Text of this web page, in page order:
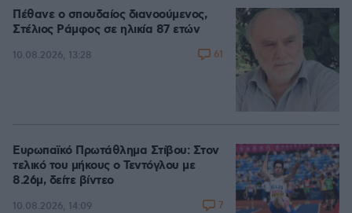
Πέθανε ο σπουδαίος διανοούμενος,
Στέλιος Ράμφος σε ηλικία 87 ετών
10.08.2026, 13:28 61
Ευρωπαϊκό Πρωτάθλημα Στίβου: Στον
τελικό του μήκους ο Τεντόγλου με
8.26μ, δείτε βίντεο
10.08.2026, 14:09 7